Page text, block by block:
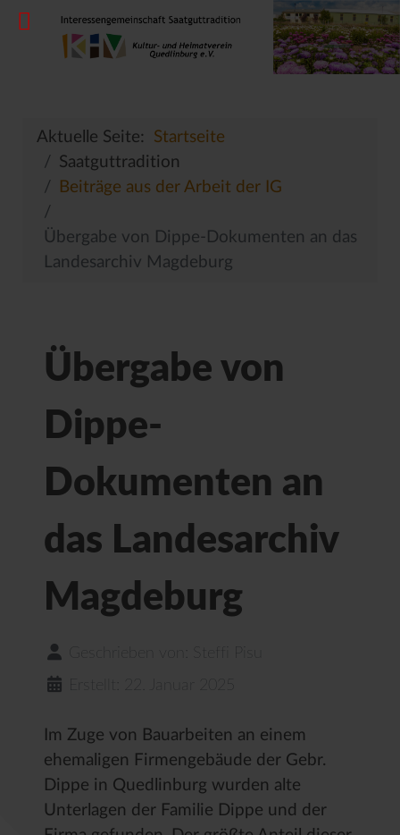
Aktuelle Seite: Startseite
Saatguttradition
Beiträge aus der Arbeit der IG
Übergabe von Dippe-Dokumenten an das
Landesarchiv Magdeburg
Übergabe von
Dippe-
Dokumenten an
das Landesarchiv
Magdeburg
Geschrieben von:
Im Zuge von Bauarbeiten an einem
ehemaligen Firmengebäude der Gebr.
Dippe in Quedlinburg wurden alte
Unterlagen der Familie Dippe und der